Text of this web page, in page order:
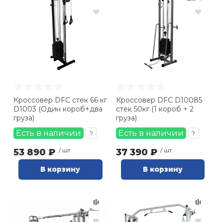
Кроссовер DFC стек 66 кг
D1003 (Один короб+два
груза)
Есть в наличии ?
53 890 ₽ / шт.
В корзину
Кроссовер DFC D10085
стек 50кг (1 короб + 2
груза)
Есть в наличии ?
37 390 ₽ / шт.
В корзину